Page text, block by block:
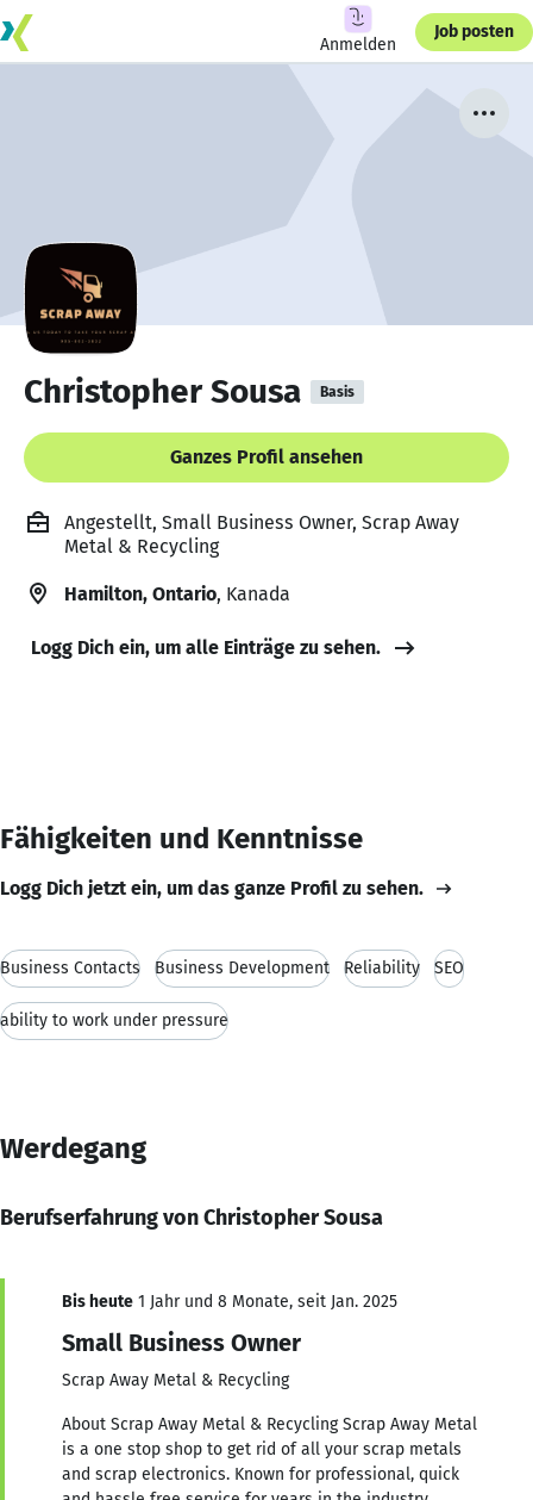
Anmelden
Job posten
Christopher Sousa Basis
Ganzes Profil ansehen
Angestellt, Small Business Owner, Scrap Away
Metal & Recycling
Hamilton, Ontario, Kanada
Logg Dich ein, um alle Einträge zu sehen.
Fähigkeiten und Kenntnisse
Logg Dich jetzt ein, um das ganze Profil zu sehen.
Business Contacts Business Development Reliability SEO
ability to work under pressure
Werdegang
Berufserfahrung von Christopher Sousa
Bis heute 1 Jahr und 8 Monate, seit Jan. 2025
Small Business Owner
Scrap Away Metal & Recycling
About Scrap Away Metal & Recycling Scrap Away Metal
is a one stop shop to get rid of all your scrap metals
and scrap electronics. Known for professional, quick